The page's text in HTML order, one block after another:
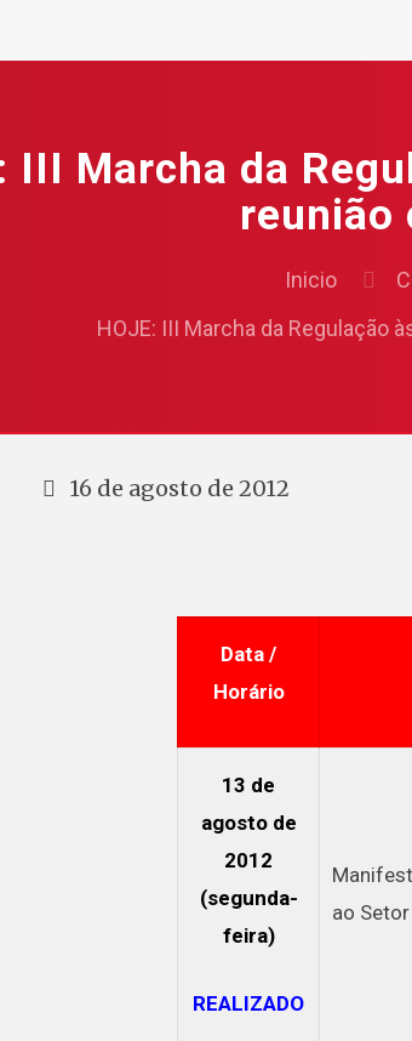
III Marcha da
reunião
Inicio
HOJE: III Marcha da Regulação
16 de agosto de 2012
Data /
Horário
13 de
agosto de
2012
(segunda-
feira)
REALIZADO
ao